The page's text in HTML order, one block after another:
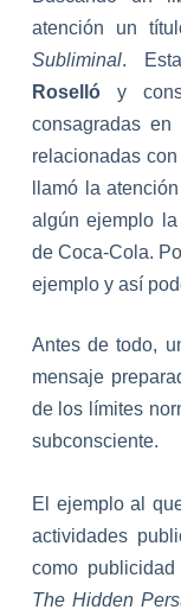
atención un
Subliminal.
Rosellóy
consagradas
relacionadas
llamó la
algún ejemplo
de Coca-Cola.
ejemplo y así
Antes de todo,
mensaje
de los límites
subconsciente.
El ejemplo al
actividades
como
The Hidden